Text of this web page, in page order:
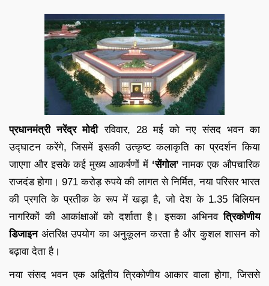
प्रधानमंत्री नरेंद्र मोदीरविवार, 28 मई को नए संसद भवन का
उद्घाटन करेंगे, जिसमें इसकी उत्कृष्ट कलाकृति का प्रदर्शन किया
जाएगा और इसके कई मुख्य आकर्षणों में‘सेंगोल’ नामक एक औपचारिक
राजदंड होगा। 971 करोड़ रुपये की लागत से निर्मित, नया परिसर भारत
की प्रगति के प्रतीक के रूप में खड़ा है, जो देश के 1.35 बिलियन
नागरिकों की आकांक्षाओं को दर्शाता है। इसका अभिनवत्रिकोणीय
डिजाइनअंतरिक्ष उपयोग का अनुकूलन करता है और कुशल शासन को
बढ़ावा देता है।
नया संसद भवन एक अद्वितीय त्रिकोणीय आकार वाला होगा, जिससे